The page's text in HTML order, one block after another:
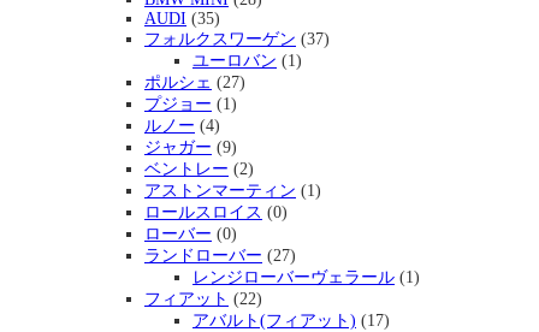
AUDI (35)
フォルクスワーゲン (37)
ユーロバン (1)
ポルシェ (27)
プジョー (1)
ルノー (4)
ジャガー (9)
ベントレー (2)
アストンマーティン (1)
ロールスロイス (0)
ローバー (0)
ランドローバー (27)
レンジローバーヴェラール (1)
フィアット (22)
アバルト(フィアット) (17)